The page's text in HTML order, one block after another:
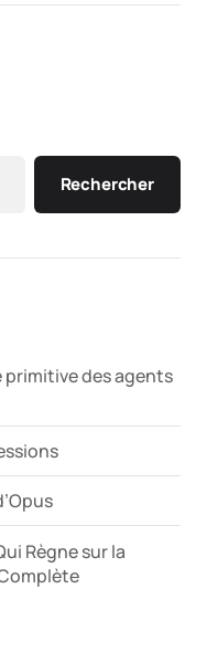
Rechercher
primitive des agents
Règne sur la